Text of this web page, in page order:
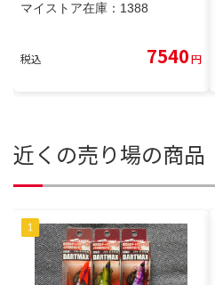
マイストア在庫： 1388
税込 7540円
近くの売り場の商品